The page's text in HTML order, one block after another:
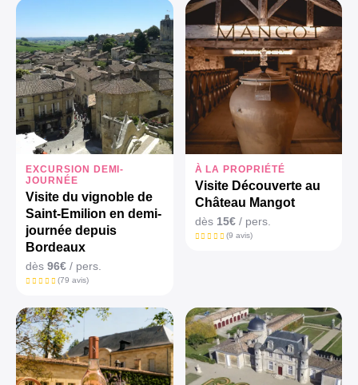
EXCURSION DEMI-
JOURNÉE
Visite du vignoble de
Saint-Emilion en demi-
journée depuis
Bordeaux
dès 96€ / pers.
(79 avis)
À LA PROPRIÉTÉ
Visite Découverte au
Château Mangot
dès 15€/ pers.
(9 avis)